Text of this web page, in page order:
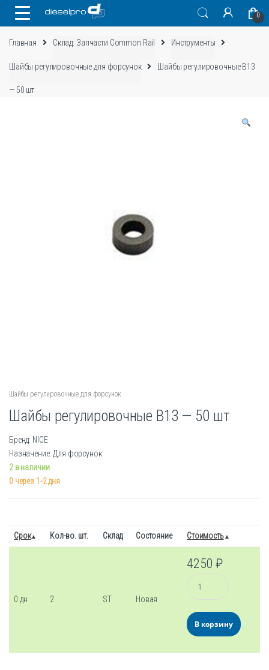
0
Главная Склад: Запчасти Common Rail Инструменты
Шайбы регулировочные для форсунок Шайбы регулировочные B13
— 50 шт
Шайбы регулировочные для форсунок
Шайбы регулировочные B13 — 50 шт
Бренд: NICE
Назначение: Для форсунок
2 в наличии
0 через 1-2 дня
Срок Кол-во. шт. Склад Состояние Стоимость
0 дн 2 ST Новая
4250₽
Количество
В корзину